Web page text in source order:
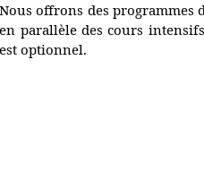
Nous offrons des programmes
en parallèle des cours
est optionnel.